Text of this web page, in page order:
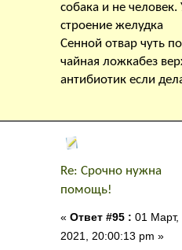
собака и не человек.
строение желудка
Сенной отвар чуть
чайная ложкабез
антибиотик если
Re: Срочно нужна
помощь!
« Ответ #95 : 01 Март,
2021, 20:00:13 pm »